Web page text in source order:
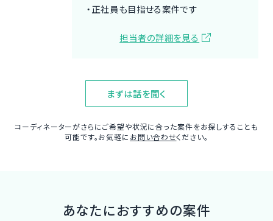
・正社員も目指せる案件です
担当者の詳細を見る
まずは話を聞く
コーディネーターがさらにご希望や状況に合った案件をお探しすることも
可能です。お気軽に お問い合わせください。
あなたにおすすめの案件